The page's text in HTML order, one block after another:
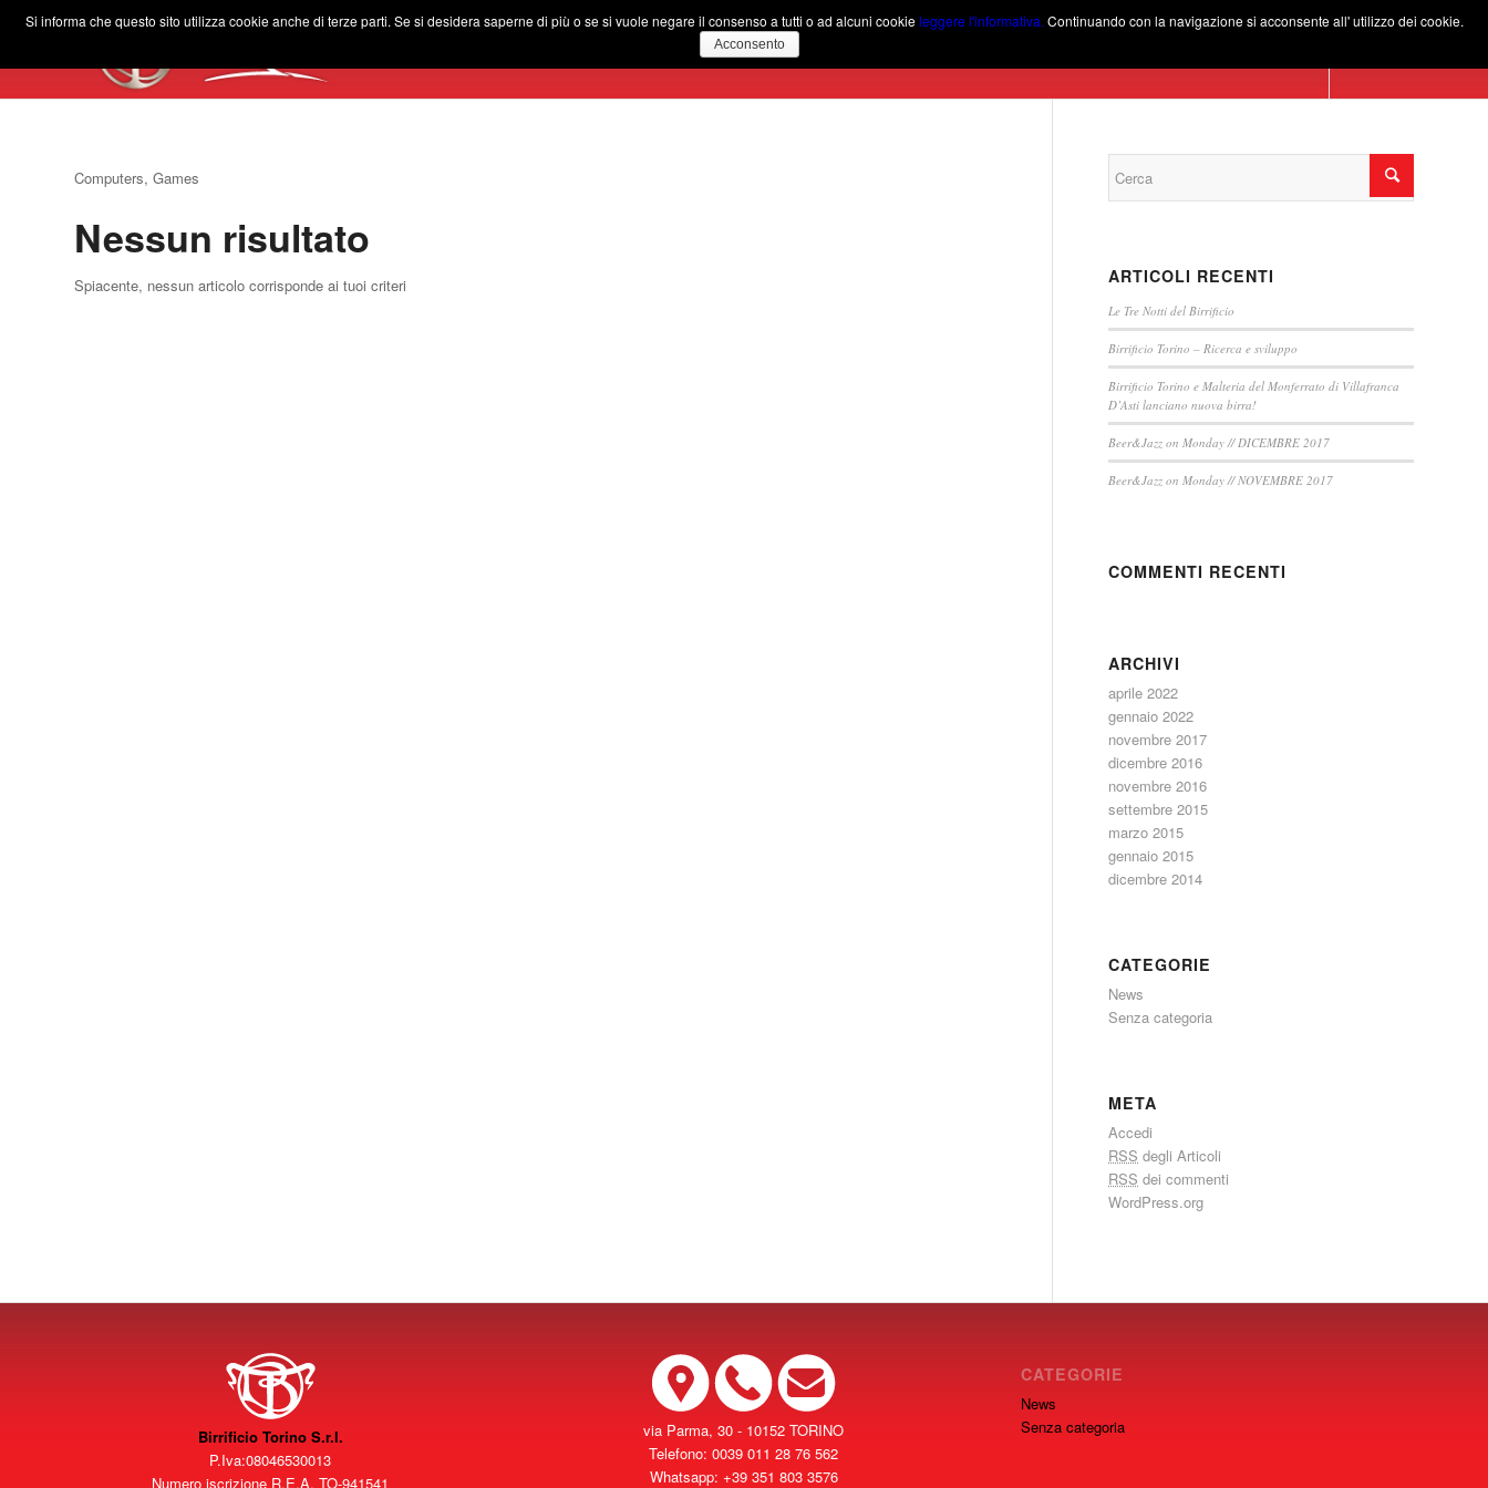
Computers, Games
Nessun risultato
Spiacente, nessun articolo corrisponde ai tuoi criteri ARTICOLI RECENTI
Le Tre Notti del Birrificio
Birrificio Torino – Ricerca e sviluppo
Birrificio Torino e Malteria del Monferrato di Villafranca
D’Asti lanciano nuova birra!
Beer&Jazz on Monday // DICEMBRE 2017
Beer&Jazz on Monday // NOVEMBRE 2017
COMMENTI RECENTI
ARCHIVI
aprile 2022
gennaio 2022
novembre 2017
dicembre 2016
novembre 2016
settembre 2015
marzo 2015
gennaio 2015
dicembre 2014
CATEGORIE
News
Senza categoria
META
Accedi
RSS degli Articoli
RSS dei commenti
WordPress.org
Birrificio Torino S.r.l.
P.Iva:08046530013
Numero iscrizione R.E.A. TO-941541
via Parma, 30 - 10152 TORINO
Telefono: 0039 011 28 76 562
Whatsapp: +39 351 803 3576
CATEGORIE
News
Senza categoria
Si informa che questo sito utilizza cookie anche di terze parti. Se si desidera saperne di più o se si vuole negare il consenso a tutti o ad alcuni cookieleggere l'informativa. Continuando con la navigazione si acconsente all' utilizzo dei cookie.
Acconsento